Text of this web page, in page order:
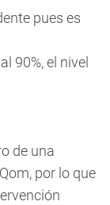
pues es
90%, el nivel
de una
por lo que